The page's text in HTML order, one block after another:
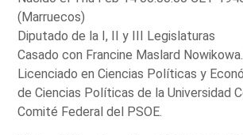
(Marruecos)
Diputado de la I, II y III Legislaturas
Casado con Francine Maslard
Licenciado en Ciencias Políticas y
de Ciencias Políticas de la Universidad
Comité Federal del PSOE.